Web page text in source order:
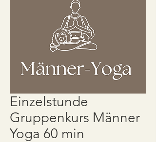
Einzelstunde
Gruppenkurs Männer
Yoga 60 min